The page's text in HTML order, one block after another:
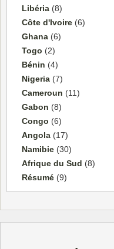
Libéria (8)
Côte d'Ivoire (6)
Ghana (6)
Togo (2)
Bénin (4)
Nigeria (7)
Cameroun (11)
Gabon (8)
Congo (6)
Angola (17)
Namibie (30)
Afrique du Sud (8)
Résumé (9)